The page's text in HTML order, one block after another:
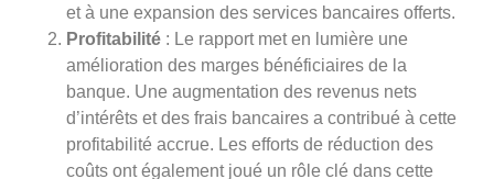
et à une expansion des services bancaires offerts.
Profitabilité : Le rapport met en lumière une
amélioration des marges bénéficiaires de la
banque. Une augmentation des revenus nets
d’intérêts et des frais bancaires a contribué à cette
profitabilité accrue. Les efforts de réduction des
coûts ont également joué un rôle clé dans cette